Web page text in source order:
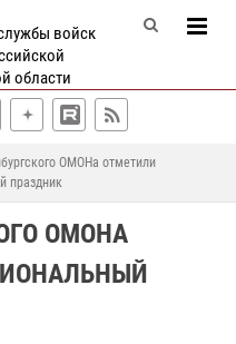
войск
области
ОМОНа отметили
праздник
ОМОНА